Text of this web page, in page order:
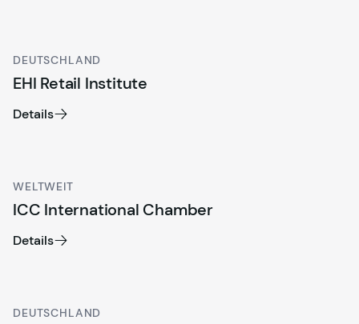
DEUTSCHLAND
EHI Retail Institute
Details
WELTWEIT
ICC International Chamber
Details
DEUTSCHLAND